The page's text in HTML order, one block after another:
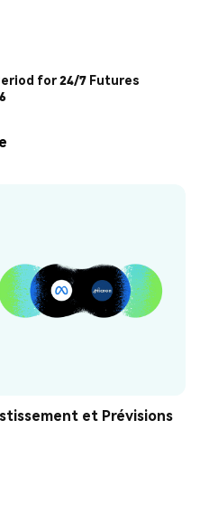
for 24/7 Futures
et Prévisions